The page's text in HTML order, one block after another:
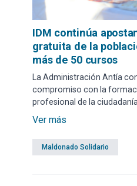
IDM continúa
gratuita de la
más de 50 cursos
La Administración Antía
compromiso con la
profesional de la
propuesta de cursos
docentes desplegados en
departamento.
Ver más
Maldonado Solidario